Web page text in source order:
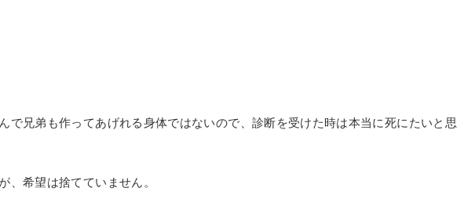
で兄弟も作ってあげれる身体ではないので、診断を受けた時は本当に死にたいと思
、希望は捨てていません。